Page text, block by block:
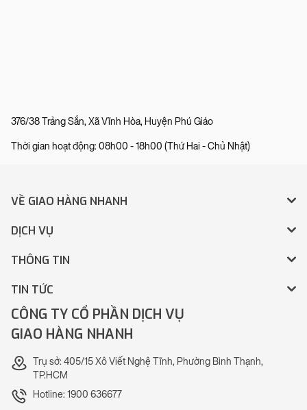
376/38 Trảng Sắn, Xã Vĩnh Hòa, Huyện Phú Giáo
Thời gian hoạt động: 08h00 - 18h00 (Thứ Hai - Chủ Nhật)
VỀ GIAO HÀNG NHANH
DỊCH VỤ
THÔNG TIN
TIN TỨC
CÔNG TY CỔ PHẦN DỊCH VỤ
GIAO HÀNG NHANH
Trụ sở: 405/15 Xô Viết Nghệ Tĩnh, Phường Bình Thạnh,
TP.HCM
Hotline: 1900 636677